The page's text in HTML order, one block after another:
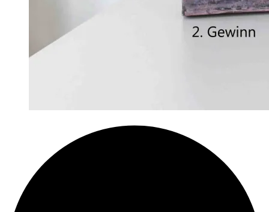
Volksdorf